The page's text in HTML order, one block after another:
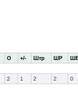
О +/- Штр ШР
2 1 2 2
0